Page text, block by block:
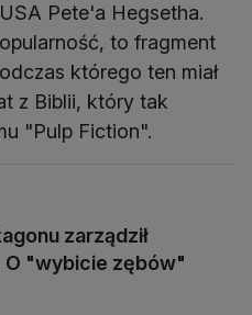
Pete'a Hegsetha.
to fragment
którego ten miał
z Biblii, który tak
"Pulp Fiction".
zarządził
O "wybicie zębów"